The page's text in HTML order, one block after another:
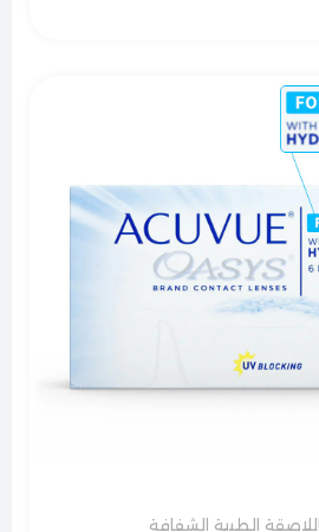
الطبية الشفافة